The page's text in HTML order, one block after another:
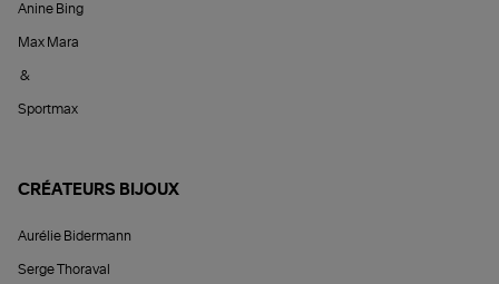
Anine Bing
Max Mara
&
Sportmax
CRÉATEURS BIJOUX
Aurélie Bidermann
Serge Thoraval